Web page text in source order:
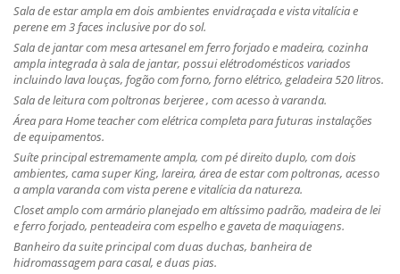
Sala de estar ampla em dois ambientes envidraçada e vista vitalícia e
perene em 3 faces inclusive por do sol.
Sala de jantar com mesa artesanel em ferro forjado e madeira, cozinha
ampla integrada à sala de jantar, possui elétrodomésticos variados
incluindo lava louças, fogão com forno, forno elétrico, geladeira 520 litros.
Sala de leitura com poltronas berjeree , com acesso à varanda.
Área para Home teacher com elétrica completa para futuras instalações
de equipamentos.
Suíte principal estremamente ampla, com pé direito duplo, com dois
ambientes, cama super King, lareira, área de estar com poltronas, acesso
a ampla varanda com vista perene e vitalícia da natureza.
Closet amplo com armário planejado em altíssimo padrão, madeira de lei
e ferro forjado, penteadeira com espelho e gaveta de maquiagens.
Banheiro da suite principal com duas duchas, banheira de
hidromassagem para casal, e duas pias.